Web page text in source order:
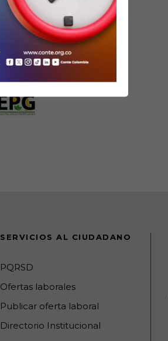
SERVICIOS AL CIUDADANO
PQRSD
Ofertas laborales
Publicar oferta laboral
Directorio Institucional